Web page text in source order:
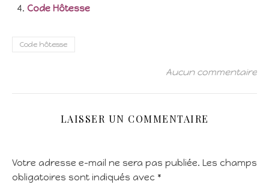
Code Hôtesse
Code hôtesse
Aucun commentaire
LAISSER UN COMMENTAIRE
Votre adresse e-mail ne sera pas publiée. Les champs
obligatoires sont indiqués avec *